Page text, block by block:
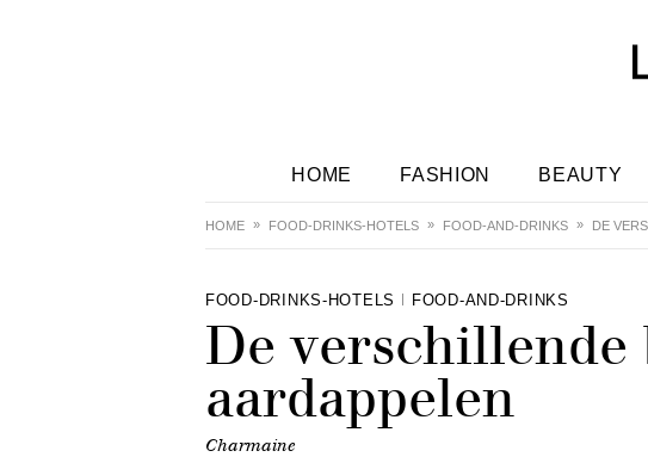
HOME FASHION BEAUTY
HOME FOOD-DRINKS-HOTELS FOOD-AND-DRINKS DE
FOOD-DRINKS-HOTELS FOOD-AND-DRINKS
De
aardappelen
Charmaine